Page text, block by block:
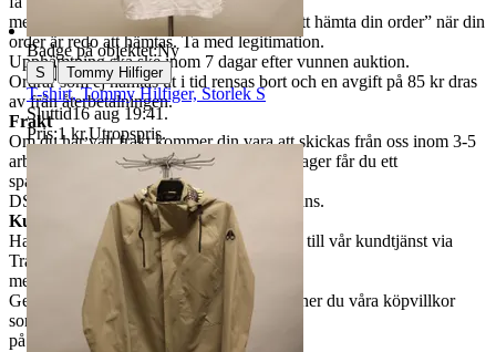
meddelande med rubriken ”Välkommen att hämta din order” när din
order är redo att hämtas. Ta med legitimation.
Upphämtning ska ske inom 7 dagar efter vunnen auktion.
Ordrar som ej hämtas ut i tid rensas bort och en avgift på 85 kr dras
av från återbetalningen.
Frakt
Om du har valt frakt kommer din vara att skickas från oss inom 3-5
arbetsdagar. När din vara har lämnat vårt lager får du ett
spårningsnummer av
DSV inom kort där du kan följa din leverans.
Kundservice
Har du frågor eller funderingar, hör av dig till vår kundtjänst via
Traderas
meddelandefunktion.
Genom att buda på våra annonser godkänner du våra köpvillkor
som du hittar
på vår infosida här på Tradera.
Badge på objektet:Ny
S | Tommy Hilfiger
T-shirt, Tommy Hilfiger, Storlek S
Sluttid16 aug 19:41.
Pris:1 kr,Utropspris.